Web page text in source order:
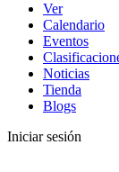
Ver
Calendario
Eventos
Noticias
Tienda
Blogs
Iniciar sesión